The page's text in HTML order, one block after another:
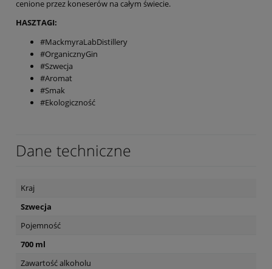
cenione przez koneserów na całym świecie.
HASZTAGI:
#MackmyraLabDistillery
#OrganicznyGin
#Szwecja
#Aromat
#Smak
#Ekologiczność
Dane techniczne
Kraj
Szwecja
Pojemność
700 ml
Zawartość alkoholu